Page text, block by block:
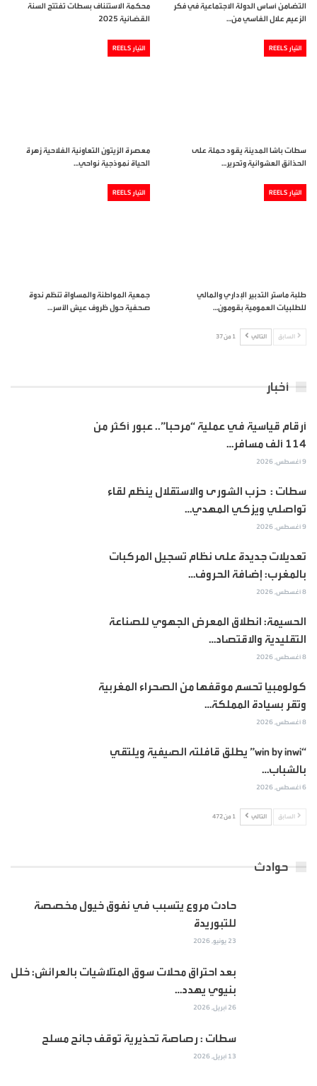
التضامن أساس الدولة الاجتماعية في فكر
الزعيم علال الفاسي من…
محكمة الاستئناف بسطات تفتتح السنة
القضائية 2025
التيار REELS
سطات باشا المدينة يقود حملة على
الحذائق العشوائية وتحرير…
التيار REELS
معصرة الزيتون التعاونية الفلاحية زهرة
الحياة نموذجية نواحي…
التيار REELS
طلبة ماستر التدبير الإداري والمالي
للطلبيات العمومية بقومون…
التيار REELS
جمعية المواطنة والمساواة تنظم ندوة
صحفية حول ظروف عيش الأسر…
السابق التالي 1 من 37
أخبار
أرقام قياسية في عملية “مرحبا”.. عبور أكثر من
114 ألف مسافر…
9 أغسطس, 2026
سطات : حزب الشورى والاستقلال ينظم لقاء
تواصلي ويزكي المهدي…
9 أغسطس, 2026
تعديلات جديدة على نظام تسجيل المركبات
بالمغرب: إضافة الحروف…
8 أغسطس, 2026
الحسيمة: انطلاق المعرض الجهوي للصناعة
التقليدية والاقتصاد…
8 أغسطس, 2026
كولومبيا تحسم موقفها من الصحراء المغربية
وتقر بسيادة المملكة…
8 أغسطس, 2026
“win by inwi” يطلق قافلته الصيفية ويلتقي
بالشباب…
6 أغسطس, 2026
السابق التالي 1 من 472
حوادث
حادث مروع يتسبب في نفوق خيول مخصصة
للتبوريدة
23 يونيو, 2026
بعد احتراق محلات سوق المتلاشيات بالعرائش: خلل
بنيوي يهدد…
26 أبريل, 2026
سطات : رصاصة تحذيرية توقف جانح مسلح
13 أبريل, 2026